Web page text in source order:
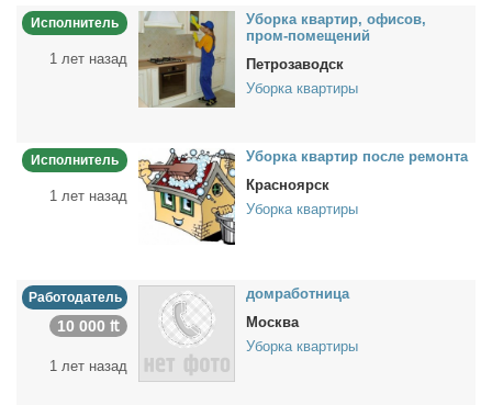
Исполнитель
1 лет назад
Убор­ка квар­тир, офи­сов,
пром-по­ме­ще­ний
Петрозаводск
Уборка квартиры
Исполнитель
1 лет назад
Убор­ка квар­тир по­сле ре­мон­та
Красноярск
Уборка квартиры
Работодатель
10 000 ₶
1 лет назад
дом­ра­бот­ни­ца
Москва
Уборка квартиры